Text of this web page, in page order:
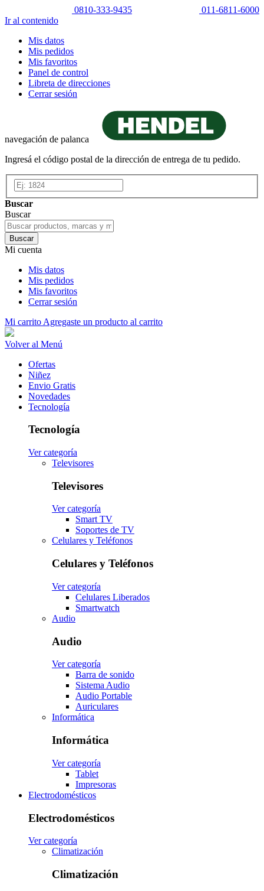
0810-333-9435
011-6811-6000
Ir al contenido
Mis datos
Mis pedidos
Mis favoritos
Panel de control
Libreta de direcciones
Cerrar sesión
navegación de palanca
Ingresá el código postal de la dirección de entrega de tu pedido.
Buscar
Buscar
Buscar
Mi cuenta
Mis datos
Mis pedidos
Mis favoritos
Cerrar sesión
Mi carrito Agregaste un producto al carrito
Volver al Menú
Ofertas
Niñez
Envio Gratis
Novedades
Tecnología
Tecnología
Ver categoría
Televisores
Televisores
Ver categoría
Smart TV
Soportes de TV
Celulares y Teléfonos
Celulares y Teléfonos
Ver categoría
Celulares Liberados
Smartwatch
Audio
Audio
Ver categoría
Barra de sonido
Sistema Audio
Audio Portable
Auriculares
Informática
Informática
Ver categoría
Tablet
Impresoras
Electrodomésticos
Electrodomésticos
Ver categoría
Climatización
Climatización